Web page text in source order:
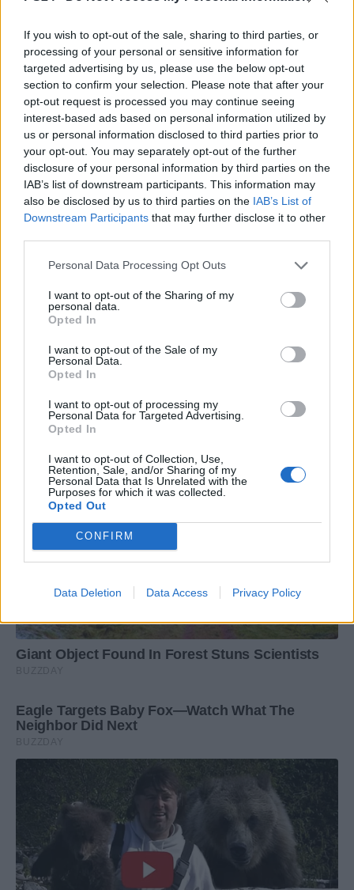
If you wish to opt-out of the sale, sharing to third parties, or
processing of your personal or sensitive information for
targeted advertising by us, please use the below opt-out
section to confirm your selection. Please note that after your
opt-out request is processed you may continue seeing
interest-based ads based on personal information utilized by
us or personal information disclosed to third parties prior to
your opt-out. You may separately opt-out of the further
disclosure of your personal information by third parties on the
IAB’s list of downstream participants. This information may
also be disclosed by us to third parties on the IAB’s List of
Downstream Participants that may further disclose it to other
Personal Data Processing Opt Outs
I want to opt-out of the Sharing of my
personal data.
Opted In
I want to opt-out of the Sale of my
Personal Data.
Opted In
I want to opt-out of processing my
Personal Data for Targeted Advertising.
Opted In
I want to opt-out of Collection, Use,
Retention, Sale, and/or Sharing of my
Personal Data that Is Unrelated with the
Purposes for which it was collected.
Opted Out
CONFIRM
Data Deletion Data Access Privacy Policy